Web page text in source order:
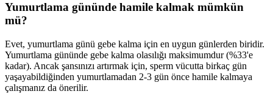
Yumurtlama gününde hamile kalmak mümkün
mü?
Evet, yumurtlama günü gebe kalma için en uygun günlerden biridir.
Yumurtlama gününde gebe kalma olasılığı maksimumdur (%33'e
kadar). Ancak şansınızı artırmak için, sperm vücutta birkaç gün
yaşayabildiğinden yumurtlamadan 2-3 gün önce hamile kalmaya
çalışmanız da önerilir.